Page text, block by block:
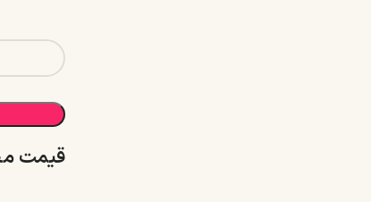
قیمت